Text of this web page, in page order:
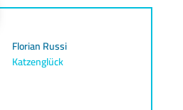
Florian Russi
Katzenglück